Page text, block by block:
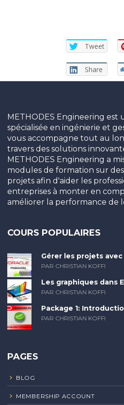
Tweet
Share
METHODES Engineering est
spécialisée en ingénierie et
vous accompagne tout au
travers des solutions
METHODES Engineering a
modules de formation sur
projets afin d'aider les
entreprises à monter en
améliorer la performance de
COURS POPULAIRES
Gérer les projets avec
PAR CHRISTIAN KOFFI
Les graphiques dans
PAR CHRISTIAN KOFFI
Package 1:
PAR CHRISTIAN KOFFI
PAGES
BLOG
MEMBERSHIP ACCOUNT